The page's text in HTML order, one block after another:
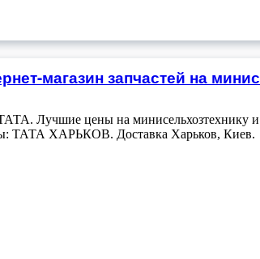
магазин запчастей на
Лучшие цены на минисельхозтехнику
ТАТА ХАРЬКОВ. Доставка Харьков, Киев.